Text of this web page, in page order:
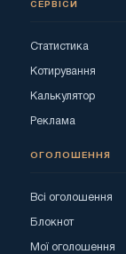
СЕРВІСИ
Статистика
Котирування
Калькулятор
Реклама
ОГОЛОШЕННЯ
Всі оголошення
Блокнот
Мої оголошення